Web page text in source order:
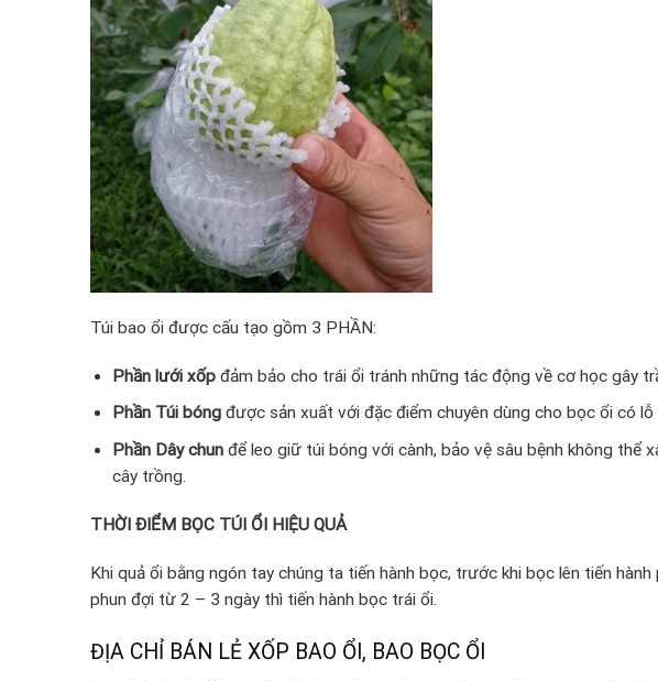
Túi bao ổi được cấu tạo gồm 3 PHẦN:
Phần lưới xốp đảm bảo cho trái ổi tránh những tác động về cơ học gây
Phần Túi bóng được sản xuất với đặc điểm chuyên dùng cho bọc ổi có
Phần Dây chun để leo giữ túi bóng với cành, bảo vệ sâu bệnh không thể
cây trồng.
THỜI ĐIỂM BỌC TÚI ỔI HIỆU QUẢ
Khi quả ổi bằng ngón tay chúng ta tiến hành bọc, trước khi bọc lên tiến
phun đợi từ 2 – 3 ngày thì tiến hành bọc trái ổi.
ĐỊA CHỈ BÁN LẺ XỐP BAO ỔI, BAO BỌC ỔI